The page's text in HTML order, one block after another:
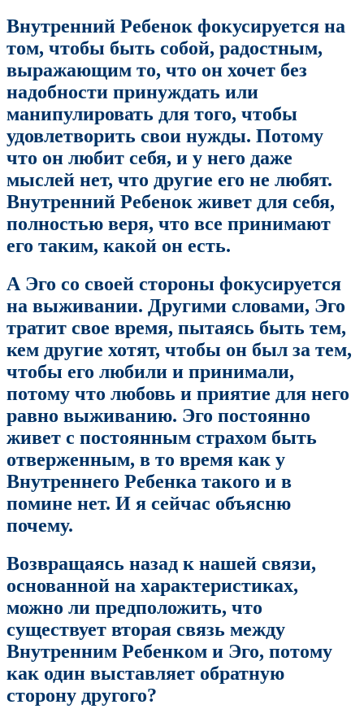
Внутренний Ребенок фокусируется на
том, чтобы быть собой, радостным,
выражающим то, что он хочет без
надобности принуждать или
манипулировать для того, чтобы
удовлетворить свои нужды. Потому
что он любит себя, и у него даже
мыслей нет, что другие его не любят.
Внутренний Ребенок живет для себя,
полностью веря, что все принимают
его таким, какой он есть.
А Эго со своей стороны фокусируется
на выживании. Другими словами, Эго
тратит свое время, пытаясь быть тем,
кем другие хотят, чтобы он был за тем,
чтобы его любили и принимали,
потому что любовь и приятие для него
равно выживанию. Эго постоянно
живет с постоянным страхом быть
отверженным, в то время как у
Внутреннего Ребенка такого и в
помине нет. И я сейчас объясню
почему.
Возвращаясь назад к нашей связи,
основанной на характеристиках,
можно ли предположить, что
существует вторая связь между
Внутренним Ребенком и Эго, потому
как один выставляет обратную
сторону другого?